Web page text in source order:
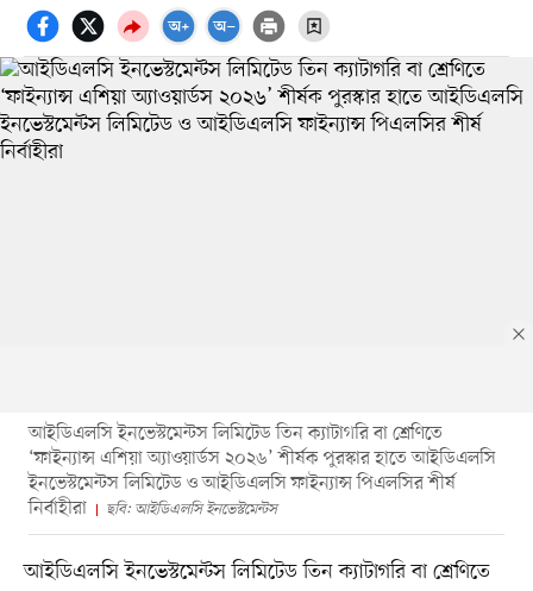
আইডিএলসি ইনভেস্টমেন্টস লিমিটেড তিন ক্যাটাগরি বা শ্রেণিতে
‘ফাইন্যান্স এশিয়া অ্যাওয়ার্ডস ২০২৬’ শীর্ষক পুরস্কার হাতে আইডিএলসি
ইনভেস্টমেন্টস লিমিটেড ও আইডিএলসি ফাইন্যান্স পিএলসির শীর্ষ
নির্বাহীরা
ছবি: আইডিএলসি ইনভেস্টমেন্টস
আইডিএলসি ইনভেস্টমেন্টস লিমিটেড তিন ক্যাটাগরি বা শ্রেণিতে